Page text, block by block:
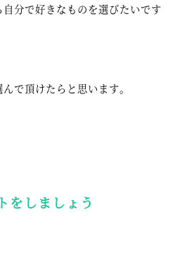
分で好きなものを選びたいです
で頂けたらと思います。
をしましょう